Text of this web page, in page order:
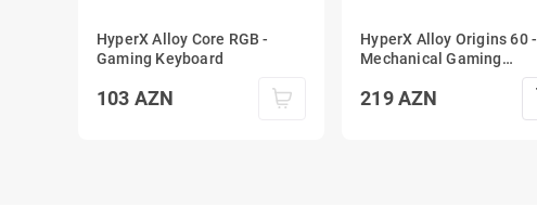
HyperX Alloy Core RGB -
Gaming Keyboard
103 AZN
HyperX Alloy Origins 60 -
Mechanical Gaming
219 AZN